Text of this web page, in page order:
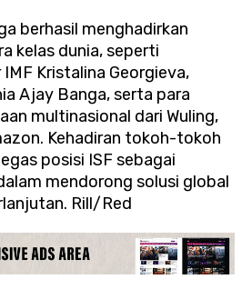
berhasil menghadirkan
kelas dunia, seperti
Kristalina Georgieva,
Ajay Banga, serta para
multinasional dari Wuling,
Kehadiran tokoh-tokoh
posisi ISF sebagai
mendorong solusi global
Rill/Red